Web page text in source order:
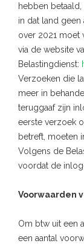
hebben
in dat land geen
over 2021 moet
via de website
Belastingdienst:
Verzoeken die
meer in
teruggaaf zijn
eerste verzoek
betreft, moeten
Volgens de
voordat de
Voorwaarden
Om btw uit een
een aantal